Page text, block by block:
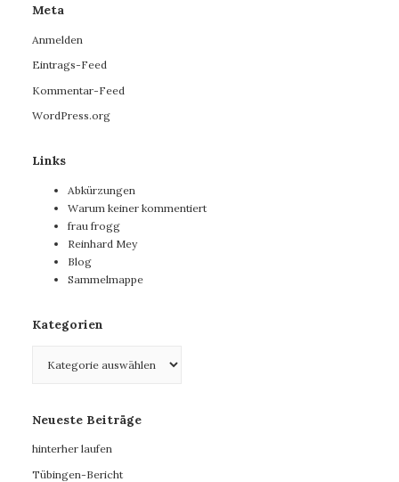
Meta
Anmelden
Eintrags-Feed
Kommentar-Feed
WordPress.org
Links
Abkürzungen
Warum keiner kommentiert
frau frogg
Reinhard Mey
Blog
Sammelmappe
Kategorien
Neueste Beiträge
hinterher laufen
Tübingen-Bericht